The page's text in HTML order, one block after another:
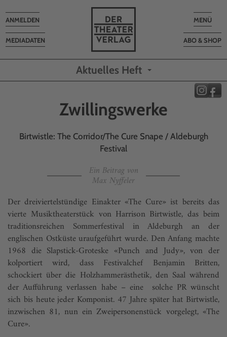
Toggle
MENÜ
ABO & SHOP
MEDIADATEN
Toggle
navigation
ANMELDEN
Aktuelles Heft
Zwillingswerke
Birtwistle: The Corridor/The Cure Snape / Aldeburgh
Festival
Ein Beitrag von
Max Nyffeler
Der dreiviertelstündige Einakter «The Cure» ist bereits das
vierte Musiktheaterstück von Harrison Birtwistle, das beim
traditionsreichen Sommerfestival in Aldeburgh an der
englischen Ostküste uraufgeführt wurde. Den Anfang machte
1968 die Slapstick-Groteske «Punch and Judy», von der
kolportiert wird, dass Festivalchef Benjamin Britten,
schockiert über die Holzhammerästhetik, den Saal während
der Aufführung verlassen habe – eine solche PR wünscht
sich bis heute jeder Komponist. 47 Jahre später hat Birtwistle,
inzwischen 81, nun ein Zweipersonenstück vorgelegt, «The
Cure».